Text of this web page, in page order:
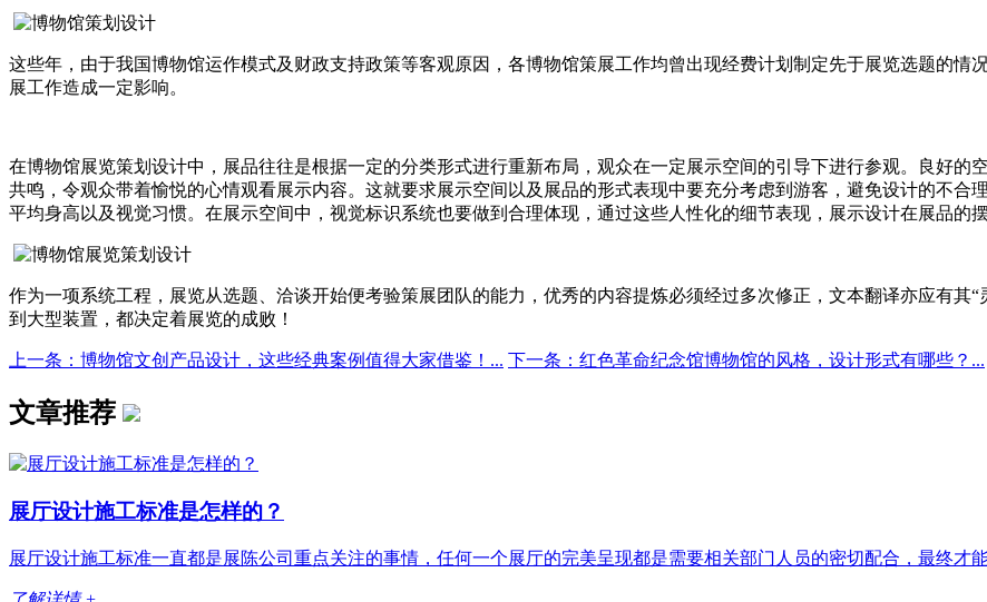
这些年，由于我国博物馆运作模式及财政支持政策等客观原因，各博物馆策展工作均曾出现经费计划制定先于展览选题的情
展工作造成一定影响。
在博物馆展览策划设计中，展品往往是根据一定的分类形式进行重新布局，观众在一定展示空间的引导下进行参观。良好的
共鸣，令观众带着愉悦的心情观看展示内容。这就要求展示空间以及展品的形式表现中要充分考虑到游客，避免设计的不合
平均身高以及视觉习惯。在展示空间中，视觉标识系统也要做到合理体现，通过这些人性化的细节表现，展示设计在展品的
作为一项系统工程，展览从选题、洽谈开始便考验策展团队的能力，优秀的内容提炼必须经过多次修正，文本翻译亦应有其“
到大型装置，都决定着展览的成败！
上一条：博物馆文创产品设计，这些经典案例值得大家借鉴！... 下一条：红色革命纪念馆博物馆的风格，设计形式有哪些？...
文章推荐
展厅设计施工标准是怎样的？
展厅设计施工标准一直都是展陈公司重点关注的事情，任何一个展厅的完美呈现都是需要相关部门人员的密切配合，最终才